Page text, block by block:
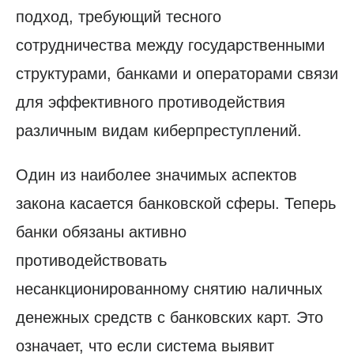
подход, требующий тесного
сотрудничества между государственными
структурами, банками и операторами связи
для эффективного противодействия
различным видам киберпреступлений.
Один из наиболее значимых аспектов
закона касается банковской сферы. Теперь
банки обязаны активно
противодействовать
несанкционированному снятию наличных
денежных средств с банковских карт. Это
означает, что если система выявит